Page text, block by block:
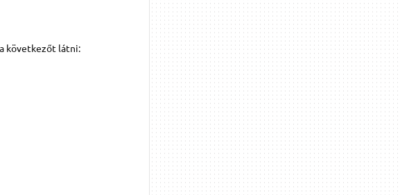
következőt látni: